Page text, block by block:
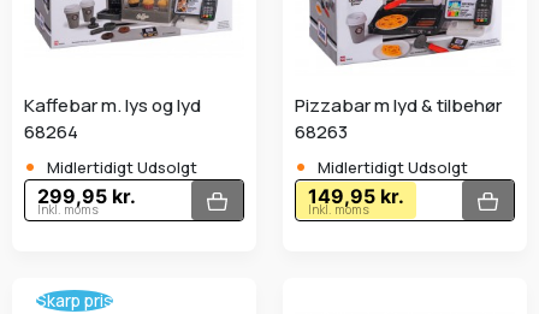
Kaffebar m. lys og lyd
68264
• Midlertidigt Udsolgt
299,95 kr.
Inkl. moms
Pizzabar m lyd & tilbehør
68263
• Midlertidigt Udsolgt
149,95 kr.
Inkl. moms
Skarp pris